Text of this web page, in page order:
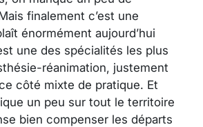
finalement c’est une
énormément aujourd’hui
une des spécialités les plus
réanimation, justement
côté mixte de pratique. Et
un peu sur tout le territoire
bien compenser les départs